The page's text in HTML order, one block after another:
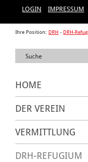
LOGIN IMPRESSUM
Ihre Position: DRH - DRH-
HOME
DER VEREIN
VERMITTLUNG
DRH-REFUGIUM